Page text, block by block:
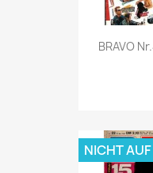
BRAVO
NICHT